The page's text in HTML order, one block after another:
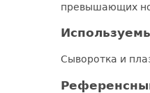
превышающих
Сыворотка и